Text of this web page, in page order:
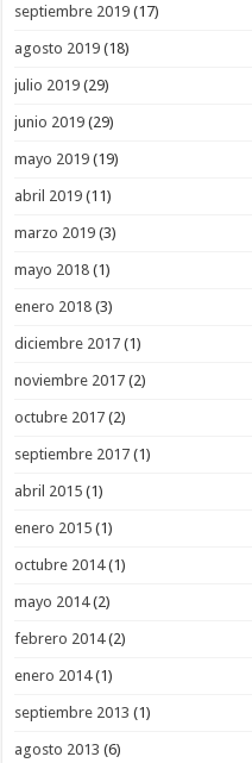
septiembre 2019 (17)
agosto 2019 (18)
julio 2019 (29)
junio 2019 (29)
mayo 2019 (19)
abril 2019 (11)
marzo 2019 (3)
mayo 2018 (1)
enero 2018 (3)
diciembre 2017 (1)
noviembre 2017 (2)
octubre 2017 (2)
septiembre 2017 (1)
abril 2015 (1)
enero 2015 (1)
octubre 2014(1)
mayo 2014(2)
febrero 2014(2)
enero 2014(1)
septiembre 2013 (1)
agosto 2013 (6)